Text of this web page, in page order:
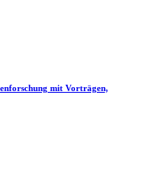
mit Vorträgen,